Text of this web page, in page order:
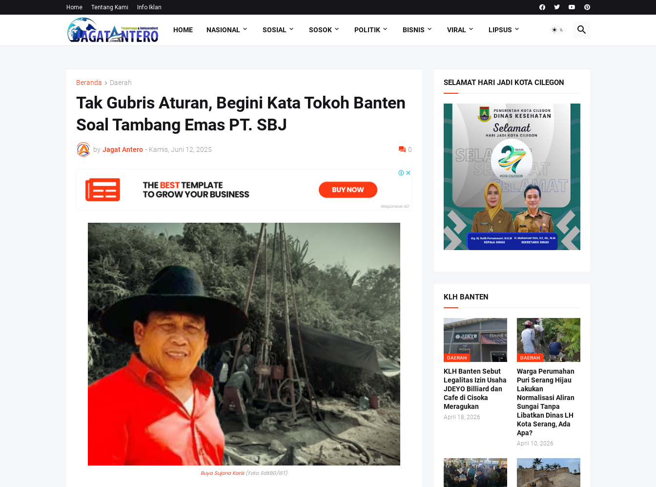
Home Tentang Kami Info Iklan
HOME NASIONAL SOSIAL SOSOK POLITIK BISNIS VIRAL LIPSUS
Beranda Daerah
Tak Gubris Aturan, Begini Kata Tokoh Banten
Soal Tambang Emas PT. SBJ
by Jagat Antero - Kamis, Juni 12, 2025 0
Buya Sujana Karis(Foto: EditBG/IST)
SELAMAT HARI JADI KOTA CILEGON
KLH BANTEN
DAERAH
KLH Banten Sebut
Legalitas Izin Usaha
JDEYO Billiard dan
Cafe di Cisoka
Meragukan
April 18, 2026
DAERAH
Warga Perumahan
Puri Serang Hijau
Lakukan
Normalisasi Aliran
Sungai Tanpa
Libatkan Dinas LH
Kota Serang, Ada
Apa?
April 10, 2026